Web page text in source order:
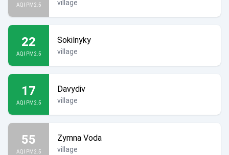
AQI PM2.5 village
22
AQI PM2.5
Sokilnyky
village
17
AQI PM2.5
Davydiv
village
55
AQI PM2.5
Zymna Voda
village